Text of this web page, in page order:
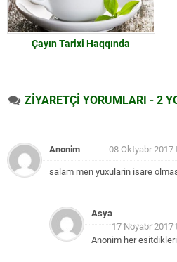
Çayın Tarixi Haqqında
ZİYARETÇİ YORUMLARI - 2
Anonim 08 Oktyabr 2017
salam men yuxularin isare
Asya
17 Noyabr
Anonim her